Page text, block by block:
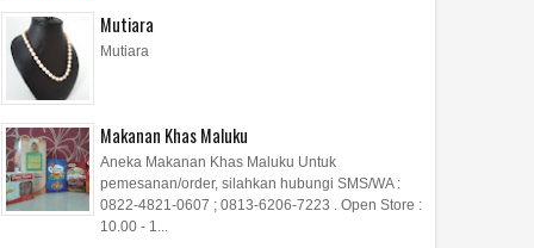
Mutiara
Mutiara
Makanan Khas Maluku
Aneka Makanan Khas Maluku Untuk
pemesanan/order, silahkan hubungi SMS/WA :
0822-4821-0607 ; 0813-6206-7223 . Open Store :
10.00 - 1...